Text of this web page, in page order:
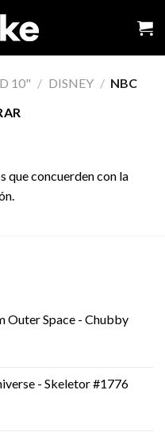
10" / DISNEY / NBC
que concuerden con la
Outer Space - Chubby
- Skeletor #1776